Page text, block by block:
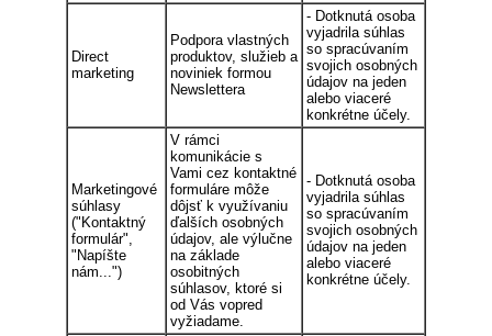
Direct
marketing
Podpora vlastných
produktov, služieb a
noviniek formou
Newslettera
- Dotknutá osoba
vyjadrila súhlas
so spracúvaním
svojich osobných
údajov na jeden
alebo viaceré
konkrétne účely.
Marketingové
súhlasy
("Kontaktný
formulár",
"Napíšte
nám...")
V rámci
komunikácie s
Vami cez kontaktné
formuláre môže
dôjsť k využívaniu
ďalších osobných
údajov, ale výlučne
na základe
osobitných
súhlasov, ktoré si
od Vás vopred
vyžiadame.
- Dotknutá osoba
vyjadrila súhlas
so spracúvaním
svojich osobných
údajov na jeden
alebo viaceré
konkrétne účely.